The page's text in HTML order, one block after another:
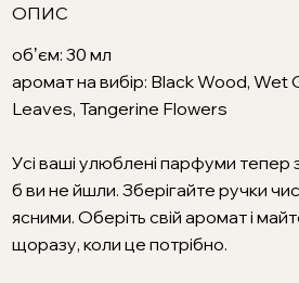
ОПИС
обʼєм: 30 мл
аромат на вибір: Black Wood, Wet
Leaves, Tangerine Flowers
Усі ваші улюблені парфуми тепер
б ви не йшли. Зберігайте ручки
ясними. Оберіть свій аромат і
щоразу, коли це потрібно.